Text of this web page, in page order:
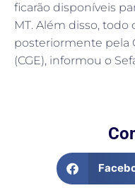
ficarão disponíveis
MT. Além disso, todo
posteriormente pela
(CGE), informou o